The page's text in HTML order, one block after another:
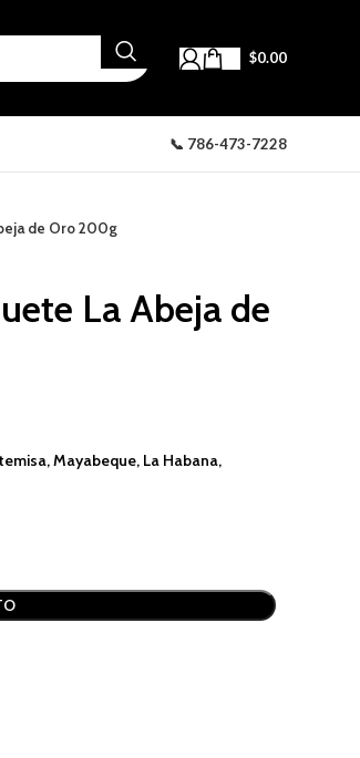
$0.00
📞 786-473-7228
de Oro 200g
La Abeja de
Mayabeque, La Habana,